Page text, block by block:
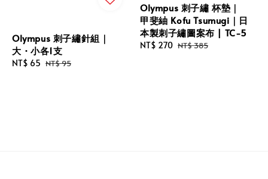
Olympus 刺子繡針組｜
大・小各1支
Sale
NT$ 65 Regular
NT$ 95
Olympus 刺子繡 杯墊｜
甲斐紬 Kofu Tsumugi｜日
本製刺子繡圖案布 | TC-5
Sale
NT$ 270 Regular
NT$ 385